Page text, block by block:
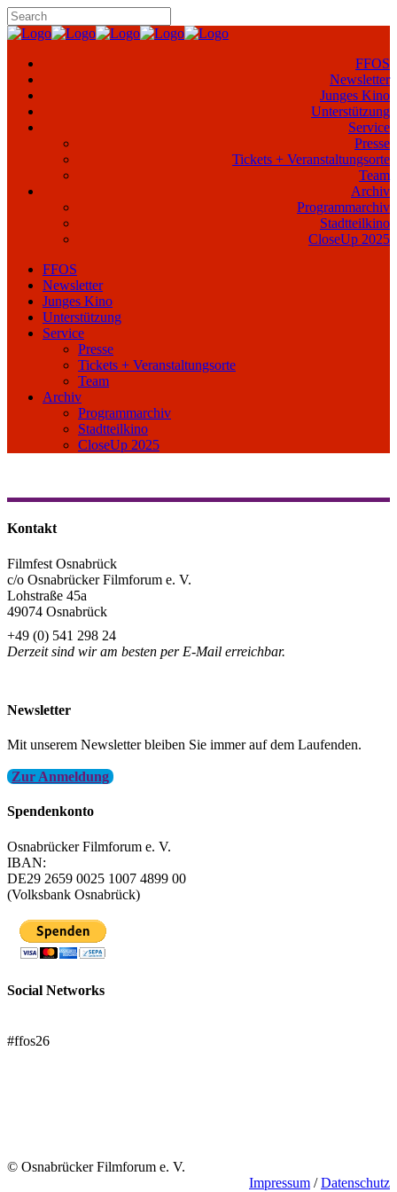
FFOS
Newsletter
Junges Kino
Unterstützung
Service
Presse
Tickets + Veranstaltungsorte
Team
Archiv
Programmarchiv
Stadtteilkino
CloseUp 2025
FFOS
Newsletter
Junges Kino
Unterstützung
Service
Presse
Tickets + Veranstaltungsorte
Team
Archiv
Programmarchiv
Stadtteilkino
CloseUp 2025
Kontakt
Filmfest Osnabrück
c/o Osnabrücker Filmforum e. V.
Lohstraße 45a
49074 Osnabrück
+49 (0) 541 298 24
Derzeit sind wir am besten per E-Mail erreichbar.
Newsletter
Mit unserem Newsletter bleiben Sie immer auf dem Laufenden.
Zur Anmeldung
Spendenkonto
Osnabrücker Filmforum e. V.
IBAN:
DE29 2659 0025 1007 4899 00
(Volksbank Osnabrück)
Social Networks
#ffos26
© Osnabrücker Filmforum e. V.
Impressum /Datenschutz